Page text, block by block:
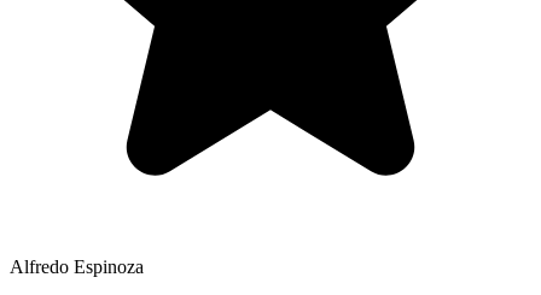
Alfredo Espinoza